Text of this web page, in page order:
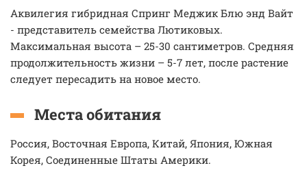
Аквилегия гибридная Спринг Меджик Блю энд Вайт
- представитель семейства Лютиковых.
Максимальная высота – 25-30 сантиметров. Средняя
продолжительность жизни – 5-7 лет, после растение
следует пересадить на новое место.
Места обитания
Россия, Восточная Европа, Китай, Япония, Южная
Корея, Соединенные Штаты Америки.